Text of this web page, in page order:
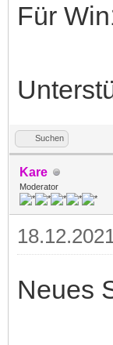
Für
Suchen
Kare
Moderator
Neues